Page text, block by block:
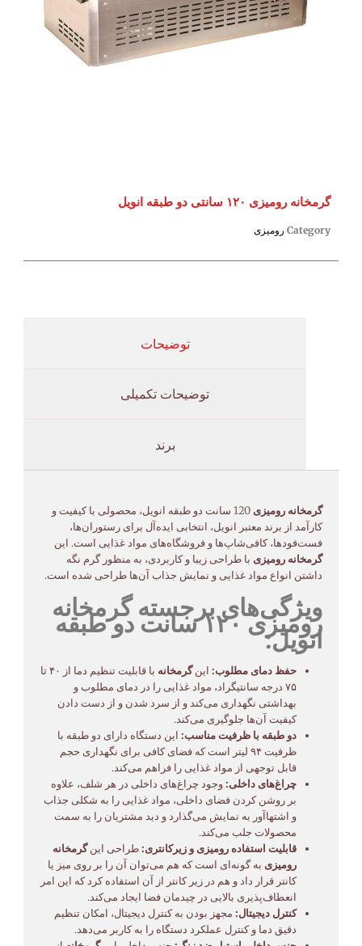
گرمخانه رومیزی ۱۲۰ سانتی دو طبقه انویل
Category رومیزی
توضیحات
توضیحات تکمیلی
برند
گرمخانه رومیزی
120 سانت دو طبقه انویل، محصولی با کیفیت و
کارآمد از برند معتبر انویل، انتخابی ایده‌آل برای رستوران‌ها،
فست‌فودها، کافی‌شاپ‌ها و فروشگاه‌های مواد غذایی است. این
گرمخانه رومیزی با طراحی زیبا و کاربردی، به منظور گرم نگه
داشتن انواع مواد غذایی و نمایش جذاب آن‌ها طراحی شده است.
ویژگی‌های برجسته گرمخانه
رومیزی ۱۲۰ سانت دو طبقه
انویل:
حفظ دمای مطلوب: اینگرمخانه
با قابلیت تنظیم دما از ۴۰ تا
۷۵ درجه سانتیگراد، مواد غذایی را در دمای مطلوب و
بهداشتی نگهداری می‌کند و از سرد شدن و از دست دادن
کیفیت آن‌ها جلوگیری می‌کند.
دو طبقه با ظرفیت مناسب: این دستگاه دارای دو طبقه با
ظرفیت ۹۴ لیتر است که فضای کافی برای نگهداری حجم
قابل توجهی از مواد غذایی را فراهم می‌کند.
چراغ‌های داخلی:وجود چراغ‌های داخلی در هر شلف، علاوه
بر روشن کردن فضای داخلی، مواد غذایی را به شکلی جذاب
و اشتهاآور به نمایش می‌گذارد و دید مشتریان را به سمت
محصولات جلب می‌کند.
قابلیت استفاده رومیزی و زیرکانتری:طراحی اینگرمخانه
رومیزی به گونه‌ای است که هم می‌توان آن را بر روی میز یا
کانتر قرار داد و هم در زیر کانتر از آن استفاده کرد که این امر
انعطاف‌پذیری بالایی در چیدمان فضا ایجاد می‌کند.
کنترل دیجیتال: مجهز بودن به کنترل دیجیتال، امکان تنظیم
دقیق دما و کنترل عملکرد دستگاه را به کاربر می‌دهد.